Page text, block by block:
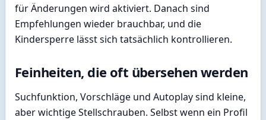
für Änderungen wird aktiviert. Danach sind
Empfehlungen wieder brauchbar, und die
Kindersperre lässt sich tatsächlich kontrollieren.
Feinheiten, die oft übersehen werden
Suchfunktion, Vorschläge und Autoplay sind kleine,
aber wichtige Stellschrauben. Selbst wenn ein Profil